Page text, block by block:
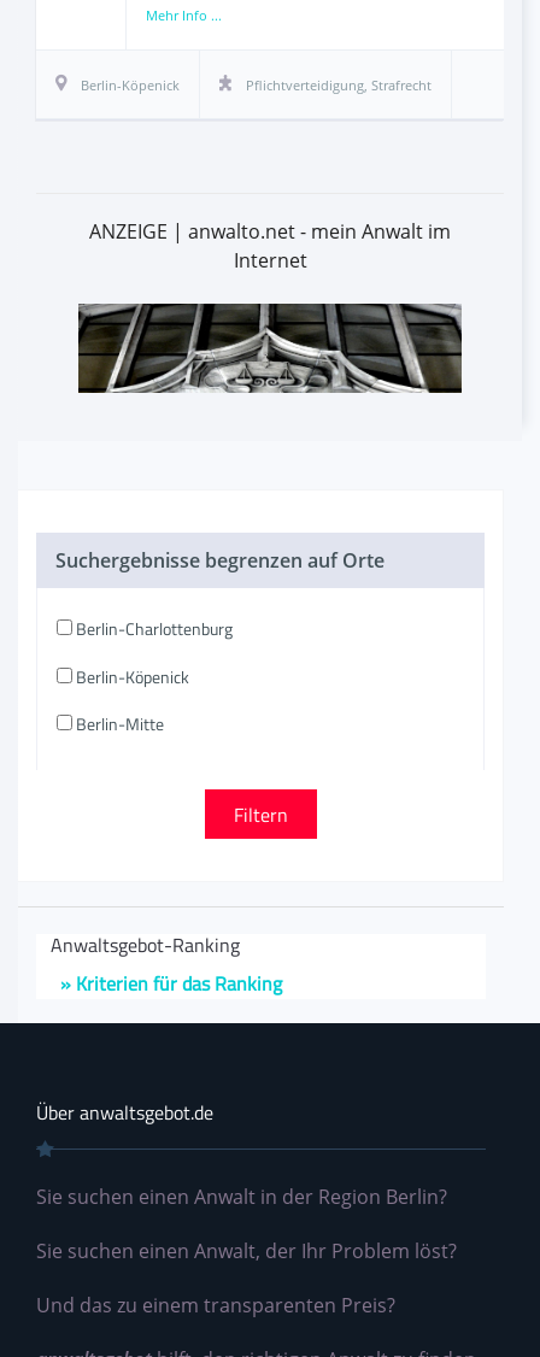
Mehr Info ...
Berlin-Köpenick Pflichtverteidigung, Strafrecht
ANZEIGE | anwalto.net - mein Anwalt im
Internet
Suchergebnisse begrenzen auf Orte
Berlin-Charlottenburg
Berlin-Köpenick
Berlin-Mitte
Anwaltsgebot-Ranking
» Kriterien für das Ranking
Über anwaltsgebot.de
Sie suchen einen Anwalt in der Region Berlin?
Sie suchen einen Anwalt, der Ihr Problem löst?
Und das zu einem transparenten Preis?